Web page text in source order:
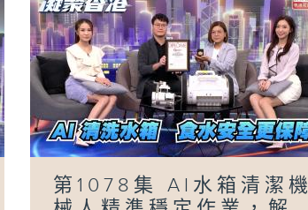
第1078集 AI水箱清潔機